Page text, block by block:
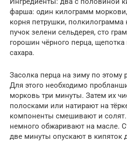
фарша: один килограмм
корня петрушки, полкилограмма
пучок зелени сельдерея, сто
горошин чёрного перца,
сахара.
Засолка перца на зиму по этому
Для этого необходимо
морковь три минуты. Затем их
полосками или натирают на
компоненты смешивают и
немного обжаривают на масле.
две минуты опускают в кипяток